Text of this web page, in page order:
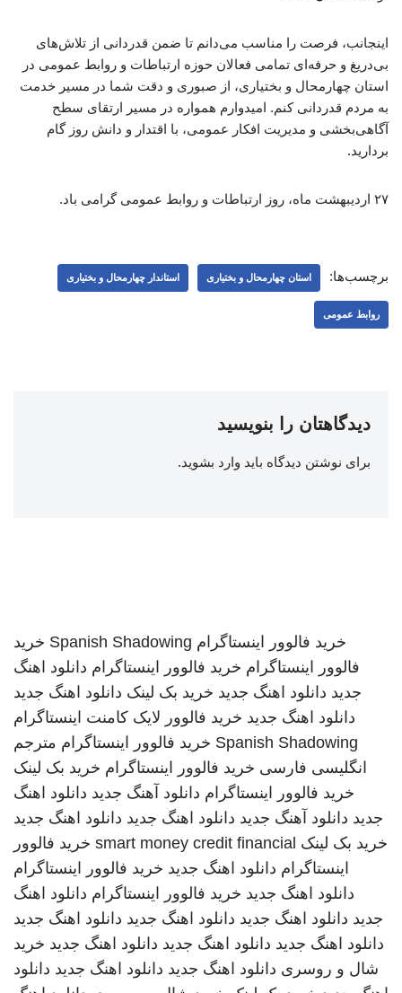
اینجانب، فرصت را مناسب می‌دانم تا ضمن قدردانی از تلاش‌های
بی‌دریغ و حرفه‌ای تمامی فعالان حوزه ارتباطات و روابط عمومی در
استان چهارمحال و بختیاری، از صبوری و دقت شما در مسیر خدمت
به مردم قدردانی کنم. امیدوارم همواره در مسیر ارتقای سطح
آگاهی‌بخشی و مدیریت افکار عمومی، با اقتدار و دانش روز گام
بردارید.
۲۷ اردیبهشت ماه، روز ارتباطات و روابط عمومی گرامی باد.
برچسب‌ها: استان چهارمحال و بختیاری استاندار چهارمحال و بختیاری
روابط عمومی
دیدگاهتان را بنویسید
برای نوشتن دیدگاه باید وارد بشوید.
خرید فالوور اینستاگرام Spanish Shadowing خرید
فالوور اینستاگرام خرید فالوور اینستاگرام دانلود اهنگ
جدید دانلود اهنگ جدید خرید بک لینک دانلود اهنگ جدید
دانلود اهنگ جدید خرید فالوور لایک کامنت اینستاگرام
Spanish Shadowing خرید فالوور اینستاگرام مترجم
انگلیسی فارسی خرید فالوور اینستاگرام خرید بک لینک
خرید فالوور اینستاگرام دانلود آهنگ جدید دانلود اهنگ
جدید دانلود آهنگ جدید دانلود اهنگ جدید دانلود اهنگ جدید
خرید بک لینک smart money credit financial خرید فالوور
اینستاگرام دانلود اهنگ جدید خرید فالوور اینستاگرام
دانلود اهنگ جدید خرید فالوور اینستاگرام دانلود اهنگ
جدید دانلود اهنگ جدید دانلود اهنگ جدید دانلود اهنگ جدید
دانلود اهنگ جدید دانلود اهنگ جدید دانلود اهنگ جدید خرید
شال و روسری دانلود اهنگ جدید دانلود اهنگ جدید دانلود